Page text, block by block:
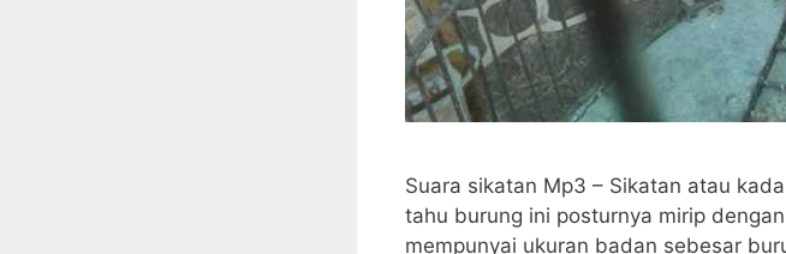
Suara sikatan Mp3 – Sikatan atau
tahu burung ini posturnya mirip
mempunyai ukuran badan sebesar